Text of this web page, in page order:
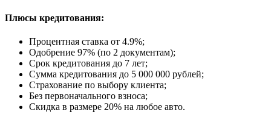
Плюсы кредитования:
Процентная ставка от 4.9%;
Одобрение 97% (по 2 документам);
Срок кредитования до 7 лет;
Сумма кредитования до 5 000 000 рублей;
Страхование по выбору клиента;
Без первоначального взноса;
Скидка в размере 20% на любое авто.